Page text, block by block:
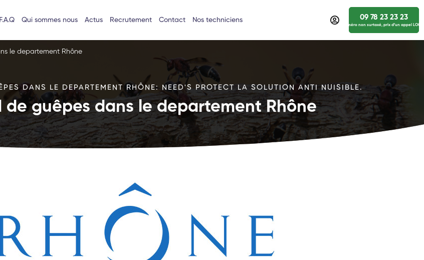
F.A.Q Qui sommes nous Actus Recrutement Contact Nos techniciens 09 78 23 23 23
numéro non surtaxé, prix d’un appel
le departement Rhône
DANS LE DEPARTEMENT RHÔNE: NEED'S PROTECT LA SOLUTION ANTI NUISIBLE.
guêpes dans le departement Rhône